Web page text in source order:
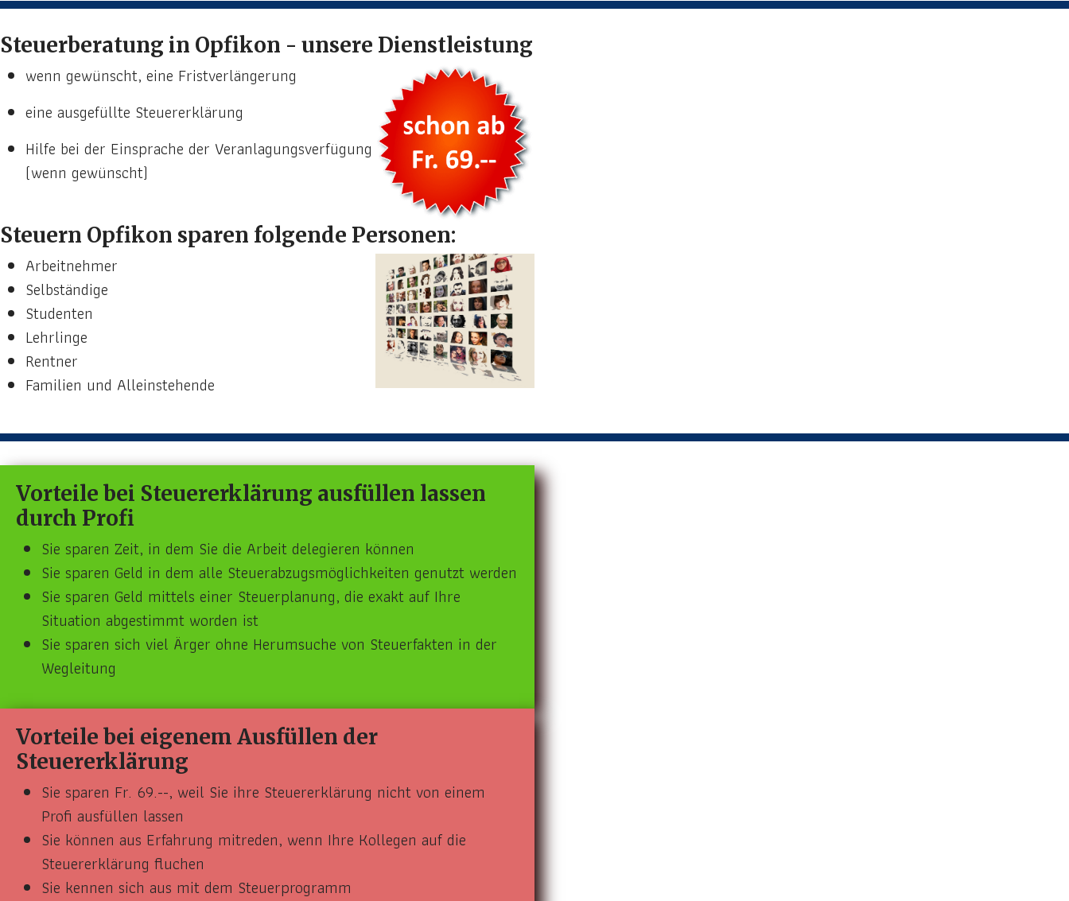
Steuerberatung in Opfikon - unsere Dienstleistung
wenn gewünscht, eine Fristverlängerung
eine ausgefüllte Steuererklärung
Hilfe bei der Einsprache der Veranlagungsverfügung
(wenn gewünscht)
Steuern Opfikon sparen folgende Personen:
Arbeitnehmer
Selbständige
Studenten
Lehrlinge
Rentner
Familien und Alleinstehende
Vorteile bei Steuererklärung ausfüllen lassen
durch Profi
Sie sparen Zeit, in dem Sie die Arbeit delegieren können
Sie sparen Geld in dem alle Steuerabzugsmöglichkeiten genutzt werden
Sie sparen Geld mittels einer Steuerplanung, die exakt auf Ihre
Situation abgestimmt worden ist
Sie sparen sich viel Ärger ohne Herumsuche von Steuerfakten in der
Wegleitung
Vorteile bei eigenem Ausfüllen der
Steuererklärung
Sie sparen Fr. 69.--, weil Sie ihre Steuererklärung nicht von einem
Profi ausfüllen lassen
Sie können aus Erfahrung mitreden, wenn Ihre Kollegen auf die
Steuererklärung fluchen
Sie kennen sich aus mit dem Steuerprogramm